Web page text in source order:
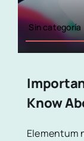
Sin categoría
Know
Elementum